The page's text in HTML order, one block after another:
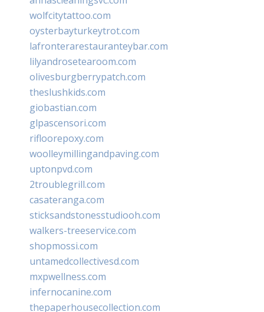
wolfcitytattoo.com
oysterbayturkeytrot.com
lafronterarestauranteybar.com
lilyandrosetearoom.com
olivesburgberrypatch.com
theslushkids.com
giobastian.com
glpascensori.com
rifloorepoxy.com
woolleymillingandpaving.com
uptonpvd.com
2troublegrill.com
casateranga.com
sticksandstonesstudiooh.com
walkers-treeservice.com
shopmossi.com
untamedcollectivesd.com
mxpwellness.com
infernocanine.com
thepaperhousecollection.com